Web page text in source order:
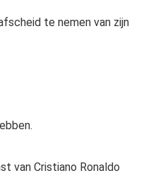
te nemen van zijn
van Cristiano Ronaldo